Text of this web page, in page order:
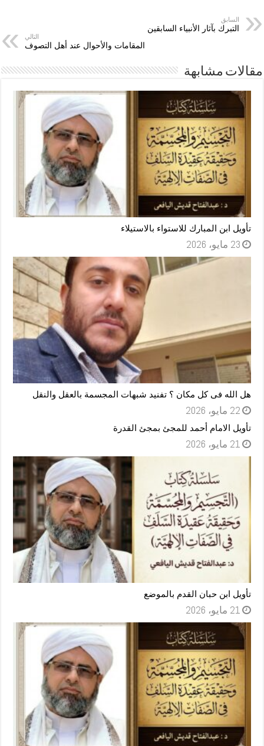
السابق
التبرك بآثار الأنبياء السابقين
التالي
المقامات والأحوال عند أهل التصوف
مقالات مشابهة
تأويل ابن المبارك للاستواء بالاستيلاء
23 مايو، 2026
هل الله فى كل مكان ؟ تفنيد شبهات المجسمة بالعقل والنقل
22 مايو، 2026
تأويل الامام أحمد للمجئ بمجئ القدرة
21 مايو، 2026
تأويل ابن حبان القدم بالموضع
21 مايو، 2026